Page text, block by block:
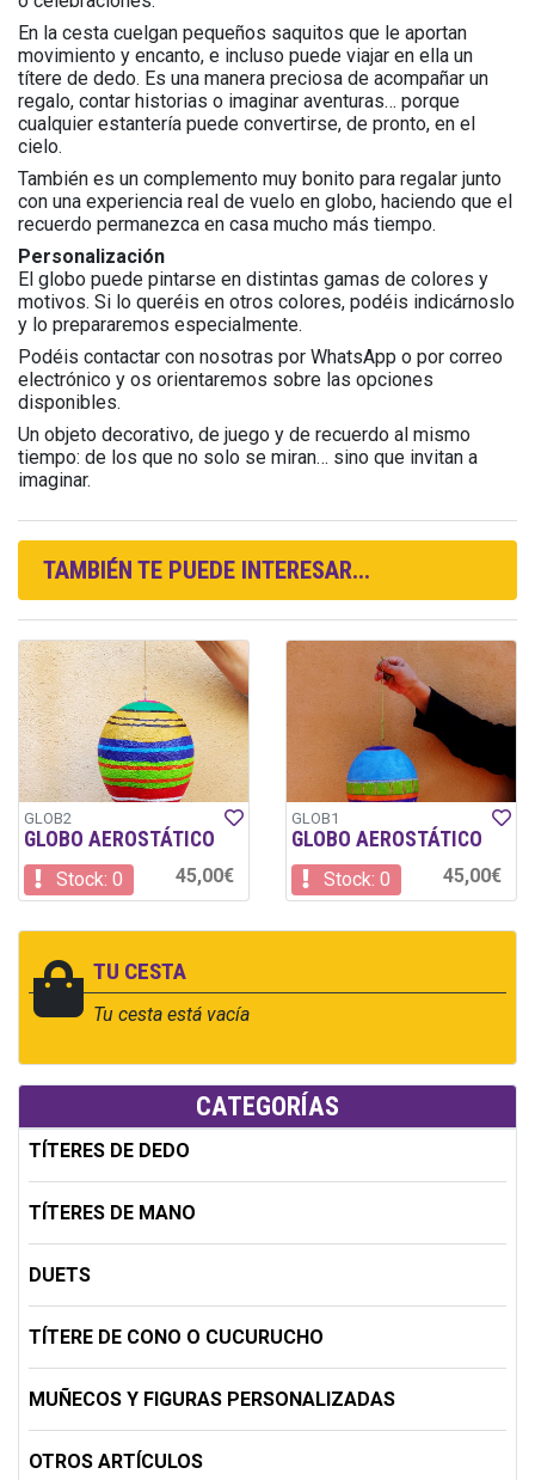
TU CESTA
Tu cesta está vacía
CATEGORÍAS
TÍTERES DE DEDO
TÍTERES DE MANO
DUETS
TÍTERE DE CONO O CUCURUCHO
MUÑECOS Y FIGURAS PERSONALIZADAS
OTROS ARTÍCULOS
En la cesta cuelgan pequeños saquitos que le aportan
movimiento y encanto, e incluso puede viajar en ella un
títere de dedo. Es una manera preciosa de acompañar un
regalo, contar historias o imaginar aventuras… porque
cualquier estantería puede convertirse, de pronto, en el
cielo.
También es un complemento muy bonito para regalar junto
con una experiencia real de vuelo en globo, haciendo que el
recuerdo permanezca en casa mucho más tiempo.
Personalización
El globo puede pintarse en distintas gamas de colores y
motivos. Si lo queréis en otros colores, podéis indicárnoslo
y lo prepararemos especialmente.
Podéis contactar con nosotras por WhatsApp o por correo
electrónico y os orientaremos sobre las opciones
disponibles.
Un objeto decorativo, de juego y de recuerdo al mismo
tiempo: de los que no solo se miran… sino que invitan a
imaginar.
TAMBIÉN TE PUEDE INTERESAR...
GLOB2
GLOBO AEROSTÁTICO
Stock: 0 45,00€
GLOB1
GLOBO AEROSTÁTICO
Stock: 0 45,00€